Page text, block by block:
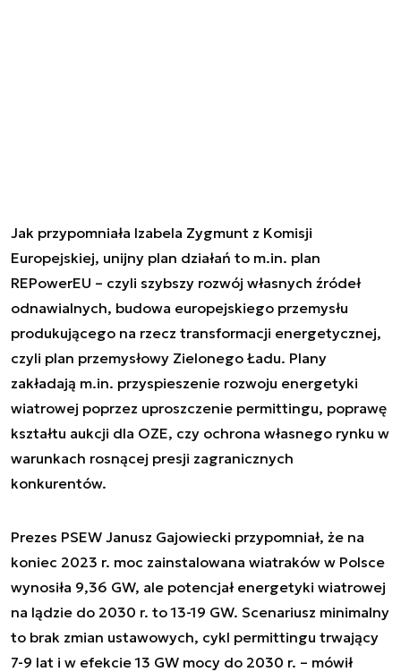
Jak przypomniała Izabela Zygmunt z Komisji
Europejskiej, unijny plan działań to m.in. plan
REPowerEU – czyli szybszy rozwój własnych źródeł
odnawialnych, budowa europejskiego przemysłu
produkującego na rzecz transformacji energetycznej,
czyli plan przemysłowy Zielonego Ładu. Plany
zakładają m.in. przyspieszenie rozwoju energetyki
wiatrowej poprzez uproszczenie permittingu, poprawę
kształtu aukcji dla OZE, czy ochrona własnego rynku w
warunkach rosnącej presji zagranicznych
konkurentów.
Prezes PSEW Janusz Gajowiecki przypomniał, że na
koniec 2023 r. moc zainstalowana wiatraków w Polsce
wynosiła 9,36 GW, ale potencjał energetyki wiatrowej
na lądzie do 2030 r. to 13-19 GW. Scenariusz minimalny
to brak zmian ustawowych, cykl permittingu trwający
7-9 lat i w efekcie 13 GW mocy do 2030 r. – mówił